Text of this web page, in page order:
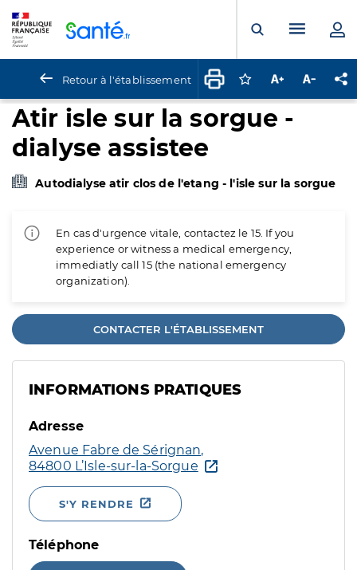
Ouvrir laMenu
Retour à l'établissement Connectez-vous
Augmenter la
Atir isle sur la sorgue -
dialyse assistee
Autodialyse atir clos de l'etang - l'isle sur la sorgue
En cas d'urgence vitale, contactez le 15. If you
experience or witness a medical emergency,
immediatly call 15 (the national emergency
organization).
CONTACTER L'ÉTABLISSEMENT
INFORMATIONS PRATIQUES
Adresse
Avenue Fabre de Sérignan,
84800 L’Isle-sur-la-Sorgue
S'Y RENDRE
Téléphone